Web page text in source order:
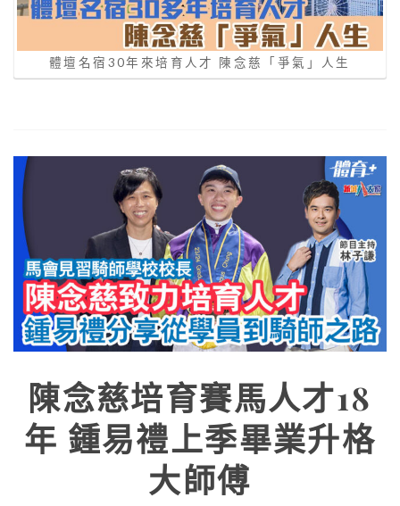
體壇名宿30年來培育人才 陳念慈「爭氣」人生
陳念慈培育賽馬人才18
年 鍾易禮上季畢業升格
大師傅